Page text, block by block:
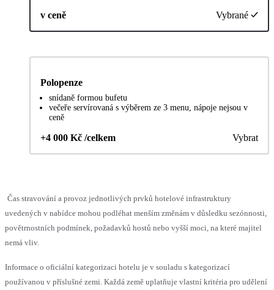
v ceně Vybrané
Polopenze
snídaně formou bufetu
večeře servírovaná s výběrem ze 3 menu, nápoje nejsou v
ceně
+4 000 Kč /celkem Vybrat
Čas stravování a provoz jednotlivých prvků hotelové infrastruktury
uvedených v nabídce mohou podléhat menším změnám v důsledku sezónnosti,
povětrnostních podmínek, požadavků hostů nebo vyšší moci, na které majitel
nemá vliv.
Informace o oficiální kategorizaci hotelu je v souladu s kategorizací
používanou v příslušné zemi. Každá země uplatňuje vlastní kritéria pro udělení